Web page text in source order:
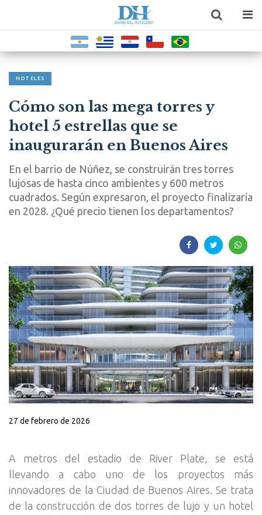
HOTELES
Cómo son las mega torres y
hotel 5 estrellas que se
inaugurarán en Buenos Aires
En el barrio de Núñez, se construirán tres torres
lujosas de hasta cinco ambientes y 600 metros
cuadrados. Según expresaron, el proyecto finalizaría
en 2028. ¿Qué precio tienen los departamentos?
27 de febrero de 2026
A metros del estadio de River Plate, se está
llevando a cabo uno de los proyectos más
innovadores de la Ciudad de Buenos Aires. Se trata
de la construcción de dos torres de lujo y un hotel